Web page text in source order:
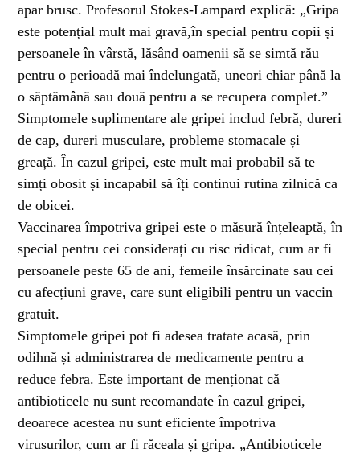
apar brusc. Profesorul Stokes-Lampard explică: „Gripa
este potențial mult mai gravă,în special pentru copii și
persoanele în vârstă, lăsând oamenii să se simtă rău
pentru o perioadă mai îndelungată, uneori chiar până la
o săptămână sau două pentru a se recupera complet.”
Simptomele suplimentare ale gripei includ febră, dureri
de cap, dureri musculare, probleme stomacale și
greață. În cazul gripei, este mult mai probabil să te
simți obosit și incapabil să îți continui rutina zilnică ca
de obicei.
Vaccinarea împotriva gripei este o măsură înțeleaptă, în
special pentru cei considerați cu risc ridicat, cum ar fi
persoanele peste 65 de ani, femeile însărcinate sau cei
cu afecțiuni grave, care sunt eligibili pentru un vaccin
gratuit.
Simptomele gripei pot fi adesea tratate acasă, prin
odihnă și administrarea de medicamente pentru a
reduce febra. Este important de menționat că
antibioticele nu sunt recomandate în cazul gripei,
deoarece acestea nu sunt eficiente împotriva
virusurilor, cum ar fi răceala și gripa. „Antibioticele